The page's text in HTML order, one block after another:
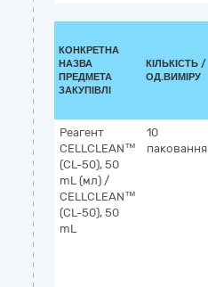
КОНКРЕТНА
НАЗВА
ПРЕДМЕТА
ЗАКУПІВЛІ
КІЛЬКІСТЬ /
ОД.ВИМІРУ
Реагент
CELLCLEAN™
(CL-50), 50
mL (мл) /
CELLCLEAN™
(CL-50), 50
mL
10
паковання